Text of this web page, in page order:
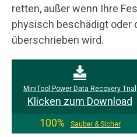
retten, außer wenn Ihre
physisch beschädigt oder
überschrieben wird.
MiniTool Power Data Recovery Trial
Klicken zum Download
100%
Sauber & Sicher